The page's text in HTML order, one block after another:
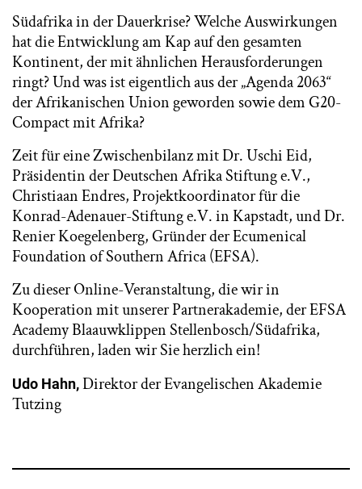
Südafrika in der Dauerkrise? Welche Auswirkungen
hat die Entwicklung am Kap auf den gesamten
Kontinent, der mit ähnlichen Herausforderungen
ringt? Und was ist eigentlich aus der „Agenda 2063“
der Afrikanischen Union geworden sowie dem G20-
Compact mit Afrika?
Zeit für eine Zwischenbilanz mit Dr. Uschi Eid,
Präsidentin der Deutschen Afrika Stiftung e.V.,
Christiaan Endres, Projektkoordinator für die
Konrad-Adenauer-Stiftung e.V. in Kapstadt, und Dr.
Renier Koegelenberg, Gründer der Ecumenical
Foundation of Southern Africa (EFSA).
Zu dieser Online-Veranstaltung, die wir in
Kooperation mit unserer Partnerakademie, der EFSA
Academy Blaauwklippen Stellenbosch/Südafrika,
durchführen, laden wir Sie herzlich ein!
Udo Hahn,Direktor der Evangelischen Akademie
Tutzing